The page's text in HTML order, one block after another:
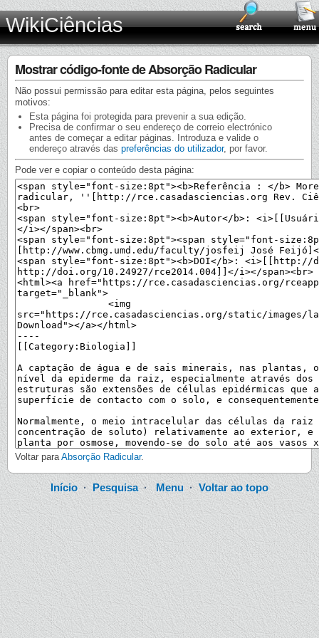
WikiCiências
Mostrar código-fonte de Absorção Radicular
Não possui permissão para editar esta página, pelos seguintes
motivos:
Esta página foi protegida para prevenir a sua edição.
Precisa de confirmar o seu endereço de correio electrónico
antes de começar a editar páginas. Introduza e valide o
endereço através das preferências do utilizador, por favor.
Pode ver e copiar o conteúdo desta página:
Voltar paraAbsorção Radicular.
Início·Pesquisa·Menu ·Voltar ao topo